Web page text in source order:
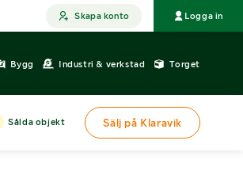
Skapa konto Logga in
Bygg Industri & verkstad Torget
Sålda objekt Sälj på Klaravik